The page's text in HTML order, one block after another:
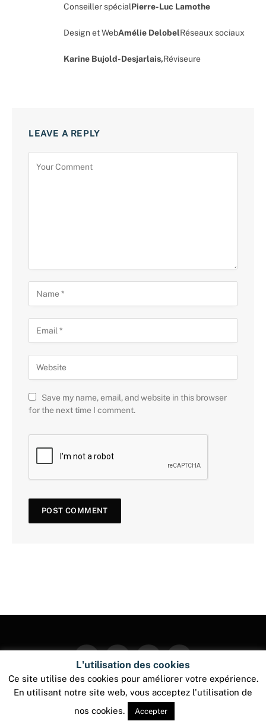
Conseiller spécialPierre-Luc Lamothe
Design et WebAmélie DelobelRéseaux sociaux
Karine Bujold-Desjarlais,Réviseure
LEAVE A REPLY
Save my name, email, and website in this browser
for the next time I comment.
FacebookTwitter InstagramPinterest
© 2026 ThemeSphere. Designed byThemeSphere.
L'utilisation des cookies
Ce site utilise des cookies pour améliorer votre expérience.
En utilisant notre site web, vous acceptez l'utilisation de
nos cookies.
Accepter